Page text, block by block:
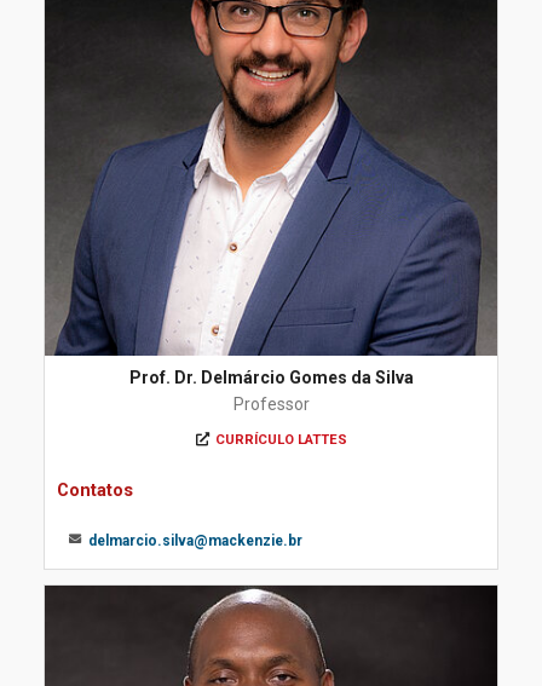
Prof. Dr. Delmárcio Gomes da Silva
Professor
CURRÍCULO LATTES
Contatos
delmarcio.silva@mackenzie.br